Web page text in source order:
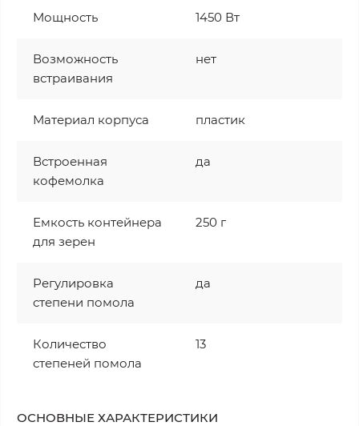
Мощность 1450 Вт
Возможность
встраивания
нет
Материал корпуса пластик
Встроенная
кофемолка
да
Емкость контейнера
для зерен
250 г
Регулировка
степени помола
да
Количество
степеней помола
13
ОСНОВНЫЕ ХАРАКТЕРИСТИКИ